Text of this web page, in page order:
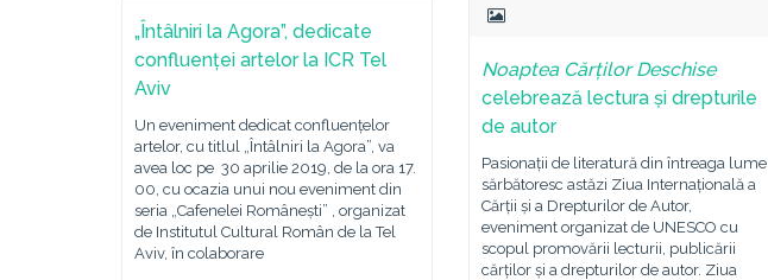
„Întâlniri la Agora”, dedicate
confluenței artelor la ICR Tel
Aviv
Un eveniment dedicat confluențelor
artelor, cu titlul „Întâlniri la Agora”, va
avea loc pe 30 aprilie 2019, de la ora 17.
00, cu ocazia unui nou eveniment din
seria „Cafenelei Românești” , organizat
de Institutul Cultural Român de la Tel
Aviv, în colaborare
Noaptea Cărților Deschise
celebrează lectura și drepturile
de autor
Pasionații de literatură din întreaga lume
sărbătoresc astăzi Ziua Internațională a
Cărții și a Drepturilor de Autor,
eveniment organizat de UNESCO cu
scopul promovării lecturii, publicării
cărților și a drepturilor de autor. Ziua